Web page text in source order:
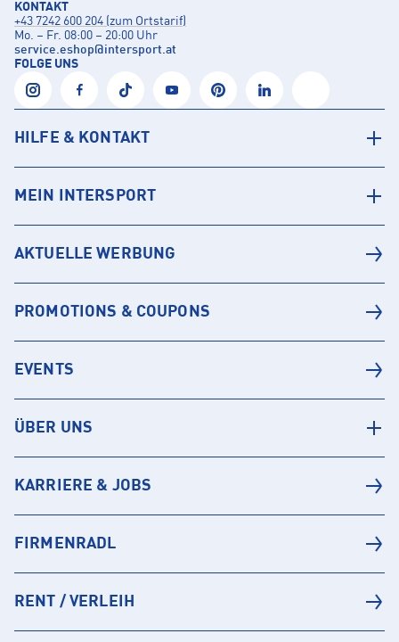
KONTAKT
+43 7242 600 204 (zum Ortstarif)
Mo. – Fr. 08:00 – 20:00 Uhr
service.eshop@intersport.at
FOLGE UNS
HILFE & KONTAKT
MEIN INTERSPORT
AKTUELLE WERBUNG
PROMOTIONS & COUPONS
EVENTS
ÜBER UNS
KARRIERE & JOBS
FIRMENRADL
RENT / VERLEIH